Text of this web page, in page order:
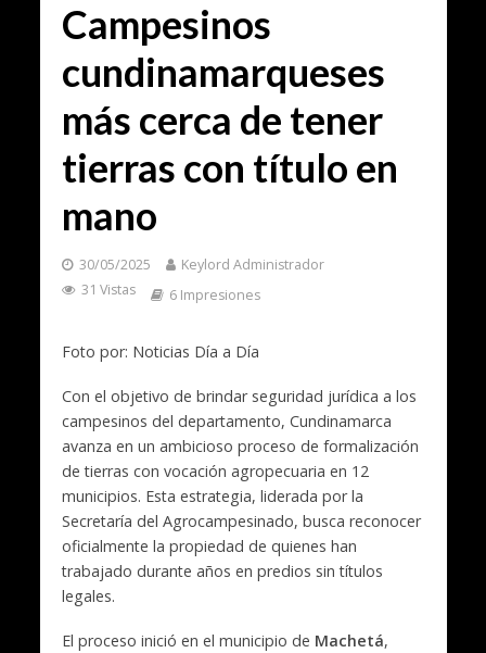
Campesinos
cundinamarqueses
más cerca de tener
tierras con título en
mano
30/05/2025
Keylord Administrador
31 Vistas
6 Impresiones
Foto por: Noticias Día a Día
Con el objetivo de brindar seguridad jurídica a los
campesinos del departamento, Cundinamarca
avanza en un ambicioso proceso de formalización
de tierras con vocación agropecuaria en 12
municipios. Esta estrategia, liderada por la
Secretaría del Agrocampesinado, busca reconocer
oficialmente la propiedad de quienes han
trabajado durante años en predios sin títulos
legales.
El proceso inició en el municipio de Machetá,